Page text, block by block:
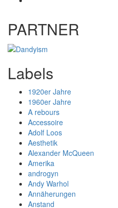
PARTNER
Labels
1920er Jahre
1960er Jahre
A rebours
Accessoire
Adolf Loos
Aesthetik
Alexander McQueen
Amerika
androgyn
Andy Warhol
Annäherungen
Anstand